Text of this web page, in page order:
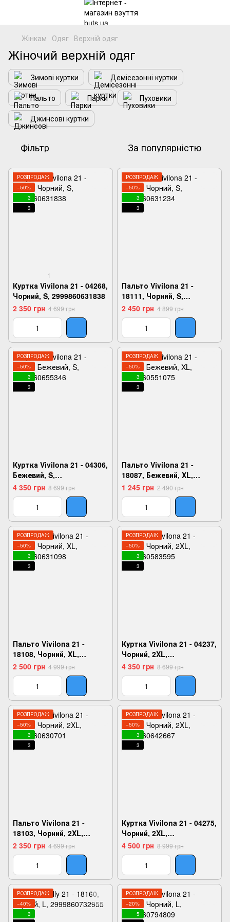
Жінкам Одяг Верхній одяг
Жіночий верхній одяг
Зимові куртки
Демісезонні куртки
Пальто
Парки
Пуховики
Джинсові куртки
Фільтр За популярністю
РОЗПРОДАЖ
−50%
3
3
1
Куртка Vivilona 21 - 04268,
Чорний, S, 2999860631838
2 350 грн 4 699 грн
РОЗПРОДАЖ
−50%
3
3
Пальто Vivilona 21 -
18111, Чорний, S,
2999860631234
2 450 грн 4 899 грн
РОЗПРОДАЖ
−50%
3
3
Куртка Vivilona 21 - 04306,
Бежевий, S,
2999860655346
4 350 грн 8 699 грн
РОЗПРОДАЖ
−50%
3
3
Пальто Vivilona 21 -
18087, Бежевий, XL,
2999860551075
1 245 грн 2 490 грн
РОЗПРОДАЖ
−50%
3
3
Пальто Vivilona 21 -
18108, Чорний, XL,
2999860631098
2 500 грн 4 999 грн
РОЗПРОДАЖ
−50%
3
3
Куртка Vivilona 21 - 04237,
Чорний, 2XL,
2999860583595
4 350 грн 8 699 грн
РОЗПРОДАЖ
−50%
3
3
Пальто Vivilona 21 -
18103, Чорний, 2XL,
2999860630701
2 350 грн 4 699 грн
РОЗПРОДАЖ
−50%
3
3
Куртка Vivilona 21 - 04275,
Чорний, 2XL,
2999860642667
4 500 грн 8 999 грн
РОЗПРОДАЖ
−40%
3
РОЗПРОДАЖ
−20%
5